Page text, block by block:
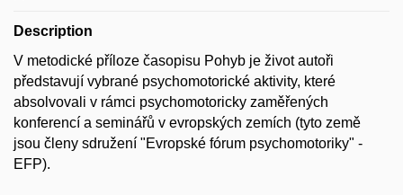
Description
V metodické příloze časopisu Pohyb je život autoři
představují vybrané psychomotorické aktivity, které
absolvovali v rámci psychomotoricky zaměřených
konferencí a seminářů v evropských zemích (tyto země
jsou členy sdružení "Evropské fórum psychomotoriky" -
EFP).